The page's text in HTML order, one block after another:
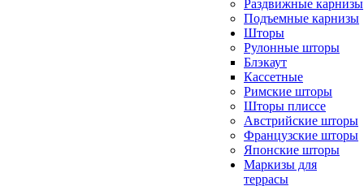
Раздвижные карнизы
Подъемные карнизы
Шторы
Рулонные шторы
Блэкаут
Кассетные
Римские шторы
Шторы плиссе
Австрийские шторы
Французские шторы
Японские шторы
Маркизы для
террасы